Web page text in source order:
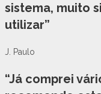
sistema, muito
utilizar”
J. Paulo
“Já comprei